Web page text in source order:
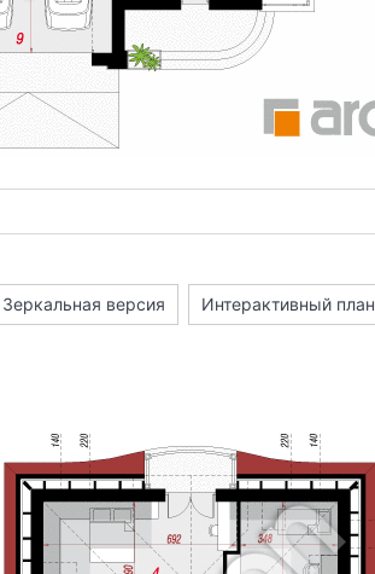
Зеркальная версия Интерактивный план